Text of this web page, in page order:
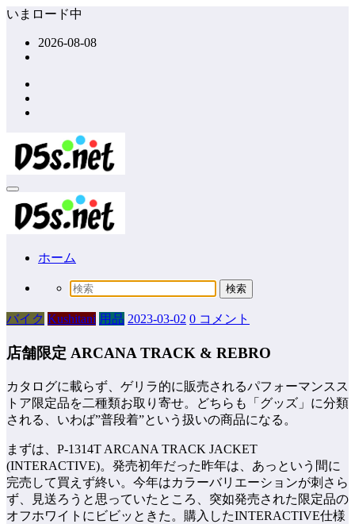
コ
ッ
プ
いまロード中
2026-08-08
ホーム
バイク Kushitani 用品 2023-03-02 0 コメント
店舗限定 ARCANA TRACK & REBRO
カタログに載らず、ゲリラ的に販売されるパフォーマンスス
トア限定品を二種類お取り寄せ。どちらも「グッズ」に分類
される、いわば”普段着”という扱いの商品になる。
まずは、P-1314T ARCANA TRACK JACKET
(INTERACTIVE)。発売初年だった昨年は、あっという間に
完売して買えず終い。今年はカラーバリエーションが刺さら
ず、見送ろうと思っていたところ、突如発売された限定品の
オフホワイトにビビッときた。購入したINTERACTIVE仕様